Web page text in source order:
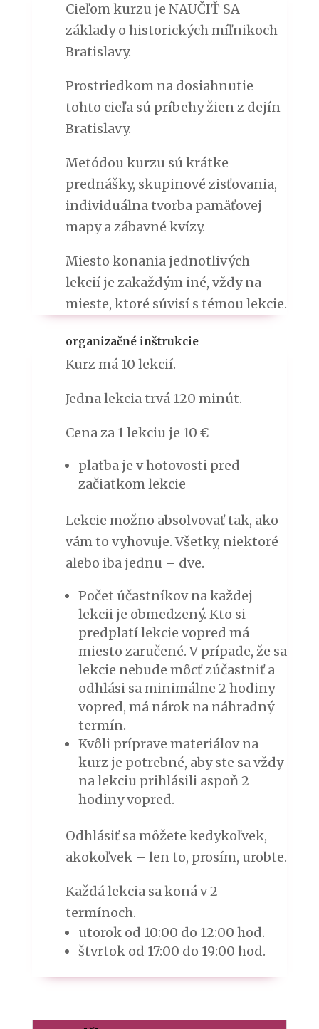
Cieľom kurzu je NAUČIŤ SA
základy o historických míľnikoch
Bratislavy.
Prostriedkom na dosiahnutie
tohto cieľa sú príbehy žien z dejín
Bratislavy.
Metódou kurzu sú krátke
prednášky, skupinové zisťovania,
individuálna tvorba pamäťovej
mapy a zábavné kvízy.
Miesto konania jednotlivých
lekcií je zakaždým iné, vždy na
mieste, ktoré súvisí s témou lekcie.
organizačné inštrukcie
Kurz má 10 lekcií.
Jedna lekcia trvá 120 minút.
Cena za 1 lekciu je 10 €
platba je v hotovosti pred
začiatkom lekcie
Lekcie možno absolvovať tak, ako
vám to vyhovuje. Všetky, niektoré
alebo iba jednu – dve.
Počet účastníkov na každej
lekcii je obmedzený. Kto si
predplatí lekcie vopred má
miesto zaručené. V prípade, že sa
lekcie nebude môcť zúčastniť a
odhlási sa minimálne 2 hodiny
vopred, má nárok na náhradný
termín.
Kvôli príprave materiálov na
kurz je potrebné, aby ste sa vždy
na lekciu prihlásili aspoň 2
hodiny vopred.
Odhlásiť sa môžete kedykoľvek,
akokoľvek – len to, prosím, urobte.
Každá lekcia sa koná v 2
termínoch.
utorok od 10:00 do 12:00 hod.
štvrtok od 17:00 do 19:00 hod.